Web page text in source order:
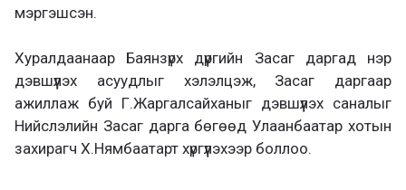
мэргэшсэн.
Хуралдаанаар Баянзүрх дүүргийн Засаг даргад нэр
дэвшүүлэх асуудлыг хэлэлцэж, Засаг даргаар
ажиллаж буй Г.Жаргалсайханыг дэвшүүлэх саналыг
Нийслэлийн Засаг дарга бөгөөд Улаанбаатар хотын
захирагч Х.Нямбаатарт хүргүүлэхээр боллоо.